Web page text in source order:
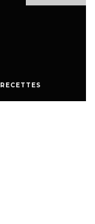
RECETTES